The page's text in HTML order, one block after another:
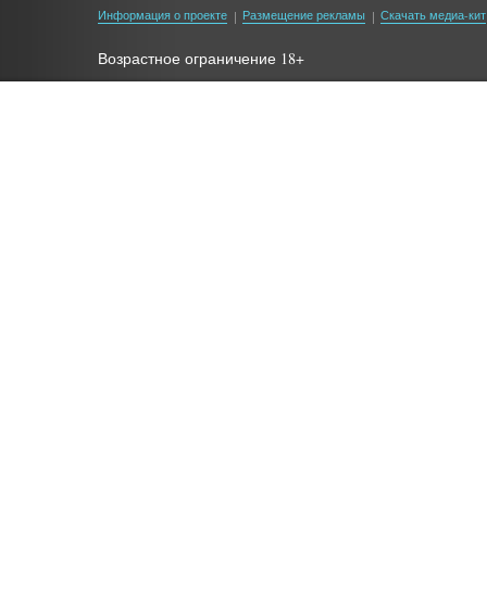
Информация о проекте Размещение рекламы Скачать медиа-кит
Возрастное ограничение 18+